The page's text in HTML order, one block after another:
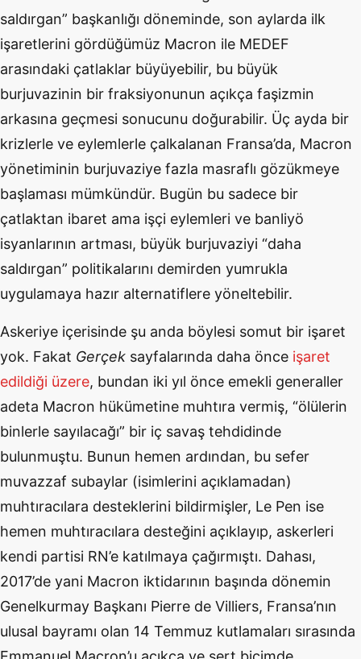
saldırgan” başkanlığı döneminde, son aylarda ilk
işaretlerini gördüğümüz Macron ile MEDEF
arasındaki çatlaklar büyüyebilir, bu büyük
burjuvazinin bir fraksiyonunun açıkça faşizmin
arkasına geçmesi sonucunu doğurabilir. Üç ayda bir
krizlerle ve eylemlerle çalkalanan Fransa’da, Macron
yönetiminin burjuvaziye fazla masraflı gözükmeye
başlaması mümkündür. Bugün bu sadece bir
çatlaktan ibaret ama işçi eylemleri ve banliyö
isyanlarının artması, büyük burjuvaziyi “daha
saldırgan” politikalarını demirden yumrukla
uygulamaya hazır alternatiflere yöneltebilir.
Askeriye içerisinde şu anda böylesi somut bir işaret
yok. Fakat Gerçek sayfalarında daha önce işaret
edildiği üzere, bundan iki yıl önce emekli generaller
adeta Macron hükümetine muhtıra vermiş, “ölülerin
binlerle sayılacağı” bir iç savaş tehdidinde
bulunmuştu. Bunun hemen ardından, bu sefer
muvazzaf subaylar (isimlerini açıklamadan)
muhtıracılara desteklerini bildirmişler, Le Pen ise
hemen muhtıracılara desteğini açıklayıp, askerleri
kendi partisi RN’e katılmaya çağırmıştı. Dahası,
2017’de yani Macron iktidarının başında dönemin
Genelkurmay Başkanı Pierre de Villiers, Fransa’nın
ulusal bayramı olan 14 Temmuz kutlamaları sırasında